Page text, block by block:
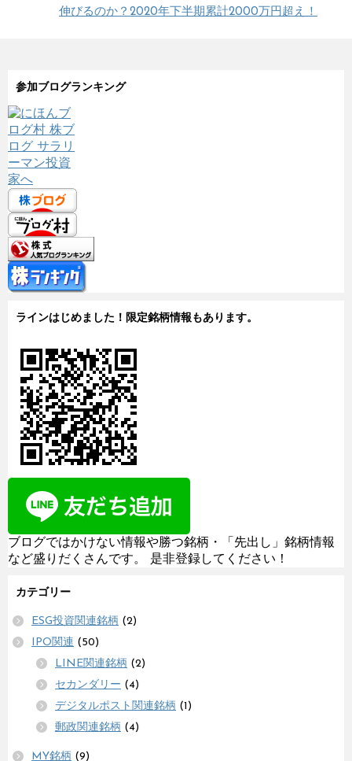
伸びるのか？2020年下半期累計2000万円超え！
参加ブログランキング
ラインはじめました！限定銘柄情報もあります。
ブログではかけない情報や勝つ銘柄・「先出し」銘柄情報
など盛りだくさんです。 是非登録してください！
カテゴリー
ESG投資関連銘柄 (2)
IPO関連 (50)
LINE関連銘柄 (2)
セカンダリー (4)
デジタルポスト関連銘柄 (1)
郵政関連銘柄 (4)
MY銘柄 (9)